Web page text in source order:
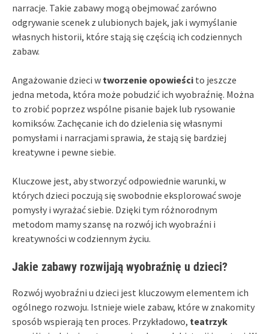
narracje. Takie zabawy mogą obejmować zarówno
odgrywanie scenek z ulubionych bajek, jak i wymyślanie
własnych historii, które stają się częścią ich codziennych
zabaw.
Angażowanie dzieci w tworzenie opowieści to jeszcze
jedna metoda, która może pobudzić ich wyobraźnię. Można
to zrobić poprzez wspólne pisanie bajek lub rysowanie
komiksów. Zachęcanie ich do dzielenia się własnymi
pomysłami i narracjami sprawia, że stają się bardziej
kreatywne i pewne siebie.
Kluczowe jest, aby stworzyć odpowiednie warunki, w
których dzieci poczują się swobodnie eksplorować swoje
pomysły i wyrażać siebie. Dzięki tym różnorodnym
metodom mamy szansę na rozwój ich wyobraźni i
kreatywności w codziennym życiu.
Jakie zabawy rozwijają wyobraźnię u dzieci?
Rozwój wyobraźni u dzieci jest kluczowym elementem ich
ogólnego rozwoju. Istnieje wiele zabaw, które w znakomity
sposób wspierają ten proces. Przykładowo, teatrzyk